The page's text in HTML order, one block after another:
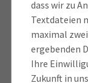
dass wir zu
Textdateien
maximal
ergebenden
Ihre
Zukunft in
unversorgte
kommen
unversorgten
Angaben der